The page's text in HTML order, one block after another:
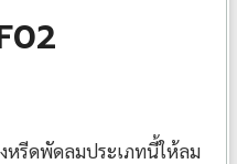
หรีดพัดลมประเภทนี้ให้ลม